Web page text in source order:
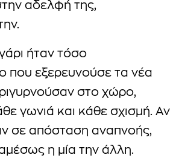
αδελφή της,
ήταν τόσο
που εξερευνούσε τα νέα
στο χώρο,
γωνιά και κάθε σχισμή. Αν
σε απόσταση αναπνοής,
η μία την άλλη.